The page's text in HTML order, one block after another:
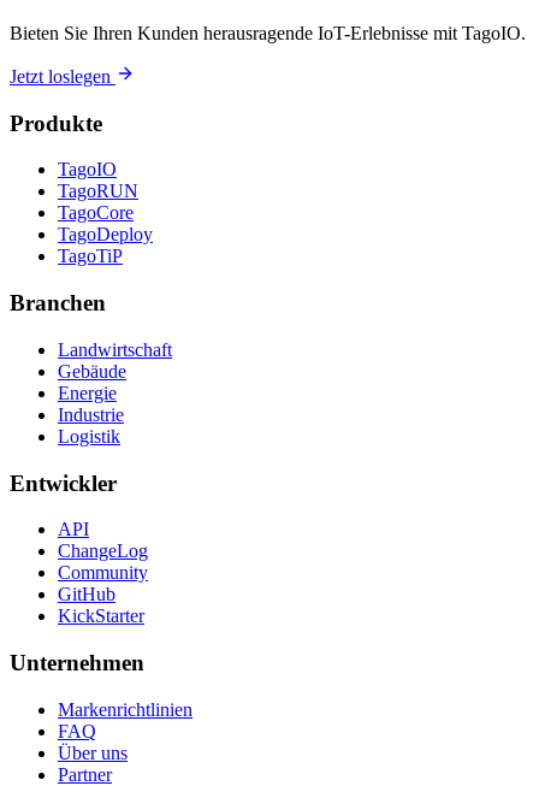
Bieten Sie Ihren Kunden herausragende IoT-Erlebnisse mit TagoIO.
Jetzt loslegen
Produkte
TagoIO
TagoRUN
TagoCore
TagoDeploy
TagoTiP
Branchen
Landwirtschaft
Gebäude
Energie
Industrie
Logistik
Entwickler
API
ChangeLog
Community
GitHub
KickStarter
Unternehmen
Markenrichtlinien
FAQ
Über uns
Partner